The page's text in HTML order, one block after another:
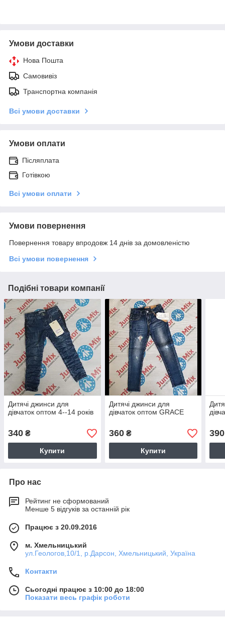
Умови доставки
Нова Пошта
Самовивіз
Транспортна компанія
Всі умови доставки
Умови оплати
Післяплата
Готівкою
Всі умови оплати
Умови повернення
Повернення товару впродовж 14 днів за домовленістю
Всі умови повернення
Подібні товари компанії
Дитячі джинси для
дівчаток оптом 4--14 років
340 ₴
Купити
Дитячі джинси для
дівчаток оптом GRACE
360₴
Купити
390
Про нас
Рейтинг не сформований
Менше 5 відгуків за останній рік
Працює з 20.09.2016
м. Хмельницький
ул.Геологов,10/1, р.Дарсон, Хмельницький, Україна
Контакти
Сьогодні працює з 10:00 до 18:00
Показати весь графік роботи